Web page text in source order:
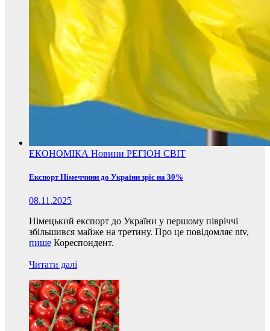
ЕКОНОМІКА Новини РЕГІОН СВІТ
Експорт Німеччини до України зріс на 30%
08.11.2025
Німецький експорт до України у першому півріччі
збільшився майже на третину. Про це повідомляє ntv,
пише Кореспондент.
Читати далі